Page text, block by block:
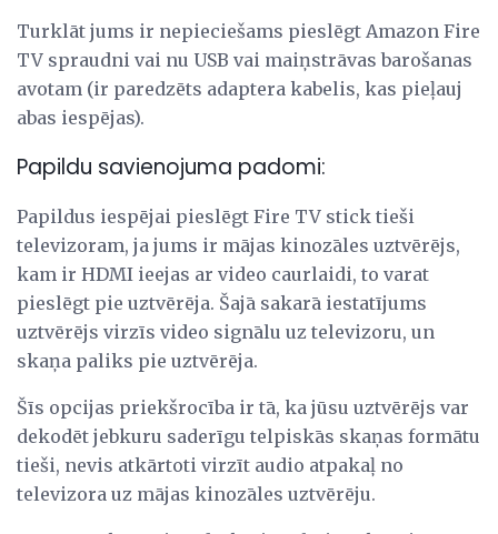
Turklāt jums ir nepieciešams pieslēgt Amazon Fire
TV spraudni vai nu USB vai maiņstrāvas barošanas
avotam (ir paredzēts adaptera kabelis, kas pieļauj
abas iespējas).
Papildu savienojuma padomi:
Papildus iespējai pieslēgt Fire TV stick tieši
televizoram, ja jums ir mājas kinozāles uztvērējs,
kam ir HDMI ieejas ar video caurlaidi, to varat
pieslēgt pie uztvērēja. Šajā sakarā iestatījums
uztvērējs virzīs video signālu uz televizoru, un
skaņa paliks pie uztvērēja.
Šīs opcijas priekšrocība ir tā, ka jūsu uztvērējs var
dekodēt jebkuru saderīgu telpiskās skaņas formātu
tieši, nevis atkārtoti virzīt audio atpakaļ no
televizora uz mājas kinozāles uztvērēju.